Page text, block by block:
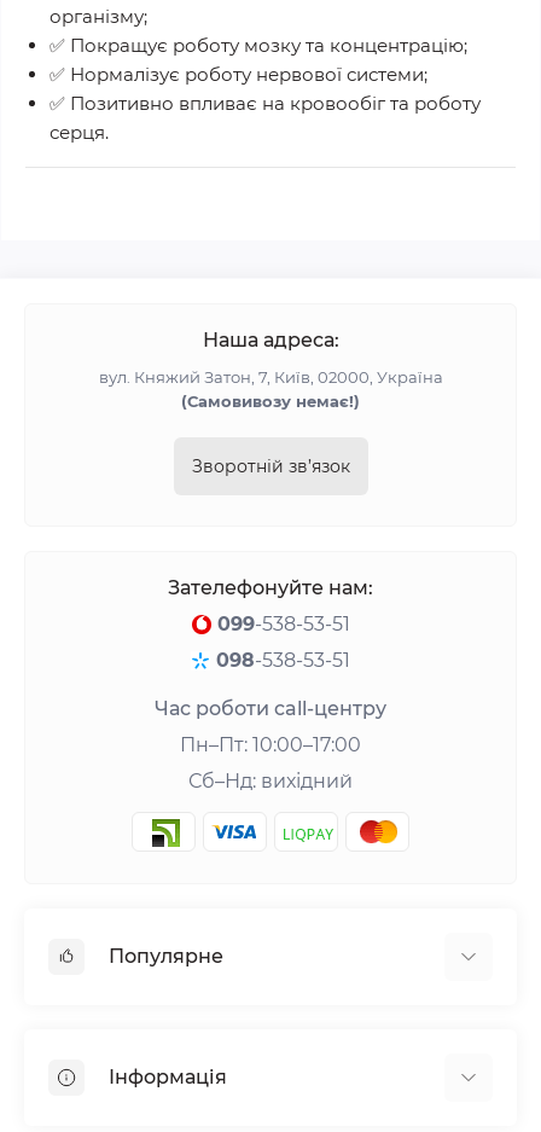
організму;
✅ Покращує роботу мозку та концентрацію;
✅ Нормалізує роботу нервової системи;
✅ Позитивно впливає на кровообіг та роботу
серця.
Наша адреса:
вул. Княжий Затон, 7, Київ, 02000, Україна
(Самовивозу немає!)
Зворотній зв’язок
Зателефонуйте нам:
099-538-53-51
098-538-53-51
Час роботи call-центру
Пн–Пт: 10:00–17:00
Сб–Нд: вихідний
Популярне
Гейнери
Інформація